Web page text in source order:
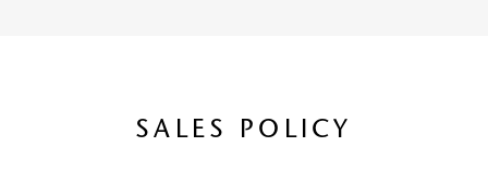
SALES POLICY